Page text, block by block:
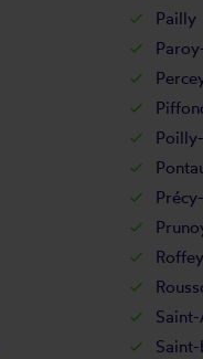
Pailly
Roffey